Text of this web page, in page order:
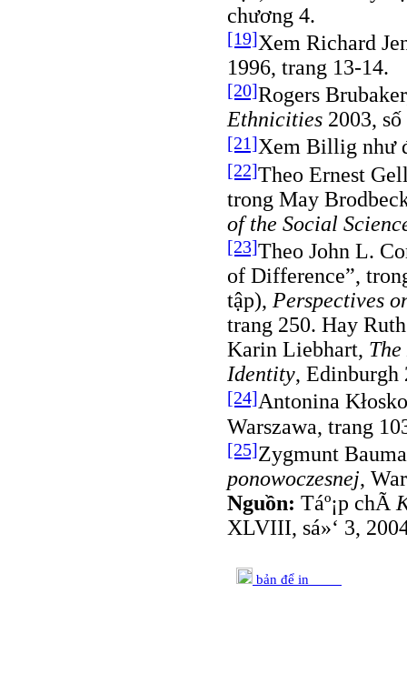
chương 4.
[19]Xem Richard
1996, trang 13-14.
[20]Rogers
Ethnicities 2003,
[21]Xem Billig như
[22]Theo Ernest
trong May
of the Social
[23]Theo John L.
of Difference”,
tập), Perspectives
trang 250. Hay
Karin Liebhart,
Identity, Edinburgh
[24]Antonina
Warszawa, trang
[25]Zygmunt
ponowoczesnej,
Nguồn: Táº¡p chÃ­
XLVIII, sá»‘ 3,
bản để in